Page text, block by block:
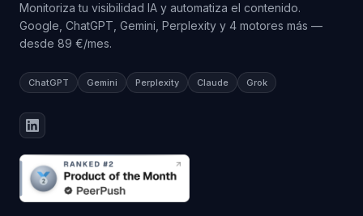
Monitoriza tu visibilidad IA y automatiza el contenido.
Google, ChatGPT, Gemini, Perplexity y 4 motores más —
desde 89 €/mes.
ChatGPT Gemini Perplexity Claude Grok